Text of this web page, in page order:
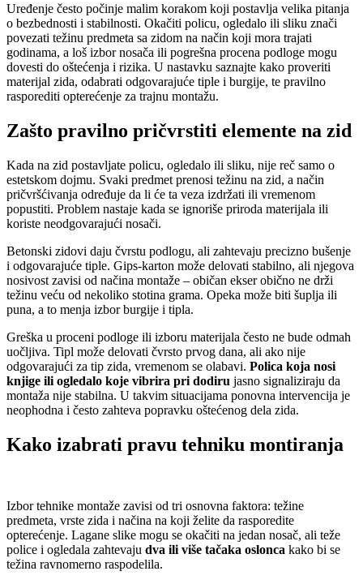
Uređenje često počinje malim korakom koji postavlja velika pitanja
o bezbednosti i stabilnosti. Okačiti policu, ogledalo ili sliku znači
povezati težinu predmeta sa zidom na način koji mora trajati
godinama, a loš izbor nosača ili pogrešna procena podloge mogu
dovesti do oštećenja i rizika. U nastavku saznajte kako proveriti
materijal zida, odabrati odgovarajuće tiple i burgije, te pravilno
rasporediti opterećenje za trajnu montažu.
Zašto pravilno pričvrstiti elemente na zid
Kada na zid postavljate policu, ogledalo ili sliku, nije reč samo o
estetskom dojmu. Svaki predmet prenosi težinu na zid, a način
pričvršćivanja određuje da li će ta veza izdržati ili vremenom
popustiti. Problem nastaje kada se ignoriše priroda materijala ili
koriste neodgovarajući nosači.
Betonski zidovi daju čvrstu podlogu, ali zahtevaju precizno bušenje
i odgovarajuće tiple. Gips-karton može delovati stabilno, ali njegova
nosivost zavisi od načina montaže – običan ekser obično ne drži
težinu veću od nekoliko stotina grama. Opeka može biti šuplja ili
puna, a to menja izbor burgije i tipla.
Greška u proceni podloge ili izboru materijala često ne bude odmah
uočljiva. Tipl može delovati čvrsto prvog dana, ali ako nije
odgovarajući za tip zida, vremenom se olabavi. Polica koja nosi
knjige ili ogledalo koje vibrira pri dodiru jasno signaliziraju da
montaža nije stabilna. U takvim situacijama ponovna intervencija je
neophodna i često zahteva popravku oštećenog dela zida.
Kako izabrati pravu tehniku montiranja
Izbor tehnike montaže zavisi od tri osnovna faktora: težine
predmeta, vrste zida i načina na koji želite da rasporedite
opterećenje. Lagane slike mogu se okačiti na jedan nosač, ali teže
police i ogledala zahtevaju dva ili više tačaka oslonca kako bi se
težina ravnomerno raspodelila.